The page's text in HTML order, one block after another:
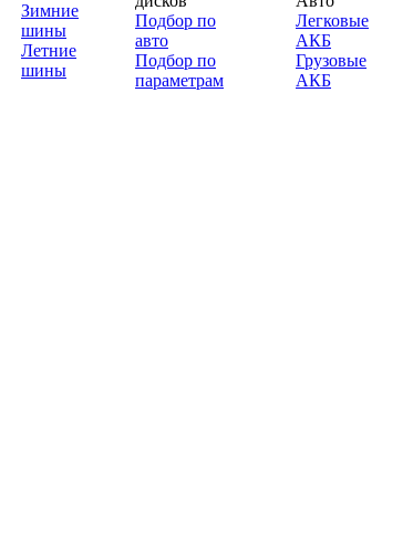
Зимние
шины
Летние
шины
Подбор по
авто
Подбор по
параметрам
Легковые
АКБ
Грузовые
АКБ